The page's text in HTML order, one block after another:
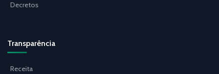
Decretos
Transparência
Receita